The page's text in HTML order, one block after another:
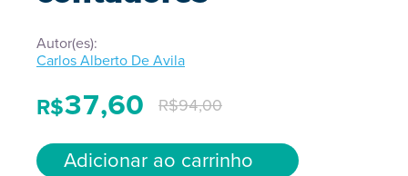
Autor(es):
Carlos Alberto De Avila
R$94,00
R$37,60
Adicionar ao carrinho